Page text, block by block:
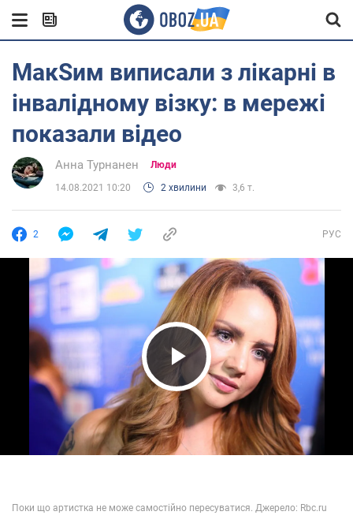
МакSим виписали з лікарні в
інвалідному візку: в мережі
показали відео
Анна Турнанен Люди
14.08.2021 10:20 2 хвилини 3,6 т.
2 РУС
Play Video